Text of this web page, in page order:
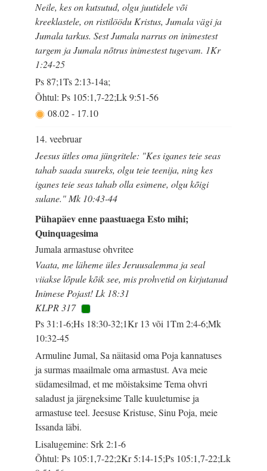
Neile, kes on kutsutud, olgu juutidele või
kreeklastele, on ristilöödu Kristus, Jumala vägi ja
Jumala tarkus. Sest Jumala narrus on inimestest
targem ja Jumala nõtrus inimestest tugevam. 1Kr
1:24-25
Ps 87;1Ts 2:13-14a;
Õhtul: Ps 105:1,7-22;Lk 9:51-56
08.02- 17.10
14. veebruar
Jeesus ütles oma jüngritele: "Kes iganes teie seas
tahab saada suureks, olgu teie teenija, ning kes
iganes teie seas tahab olla esimene, olgu kõigi
sulane." Mk 10:43-44
Pühapäev enne paastuaega Esto mihi;
Quinquagesima
Jumala armastuse ohvritee
Vaata, me läheme üles Jeruusalemma ja seal
viiakse lõpule kõik see, mis prohvetid on kirjutanud
Inimese Pojast! Lk 18:31
KLPR 317
Ps 31:1-6;Hs 18:30-32;1Kr 13 või 1Tm 2:4-6;Mk
10:32-45
Armuline Jumal, Sa näitasid oma Poja kannatuses
ja surmas maailmale oma armastust. Ava meie
südamesilmad, et me mõistaksime Tema ohvri
saladust ja järgneksime Talle kuuletumise ja
armastuse teel. Jeesuse Kristuse, Sinu Poja, meie
Issanda läbi.
Lisalugemine: Srk 2:1-6
Õhtul: Ps 105:1,7-22;2Kr 5:14-15;Ps 105:1,7-22;Lk